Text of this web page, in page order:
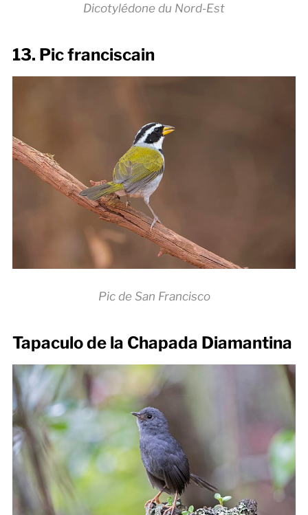
Dicotylédone du Nord-Est
13. Pic franciscain
Pic de San Francisco
Tapaculo de la Chapada Diamantina